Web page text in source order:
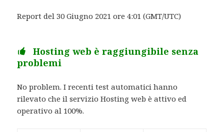
Report del 30 Giugno 2021 ore 4:01 (GMT/UTC)
Hosting web è raggiungibile senza
problemi
No problem. I recenti test automatici hanno
rilevato che il servizio Hosting web è attivo ed
operativo al 100%.